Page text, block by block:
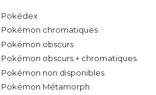
Pokédex
Pokémon chromatiques
Pokémon obscurs
Pokémon obscurs + chromatiques
Pokémon non disponibles
Pokémon Métamorph